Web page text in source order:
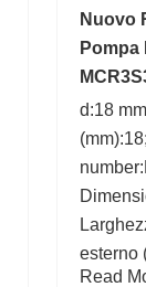
Nuovo
Pompa
d:18
esterno
Read